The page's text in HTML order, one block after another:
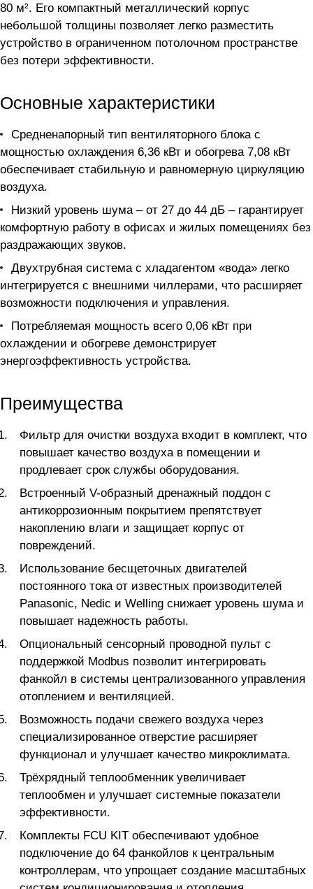
80 м². Его компактный металлический корпус
небольшой толщины позволяет легко разместить
устройство в ограниченном потолочном пространстве
без потери эффективности.
Основные характеристики
Средненапорный тип вентиляторного блока с
мощностью охлаждения 6,36 кВт и обогрева 7,08 кВт
обеспечивает стабильную и равномерную циркуляцию
воздуха.
Низкий уровень шума – от 27 до 44 дБ – гарантирует
комфортную работу в офисах и жилых помещениях без
раздражающих звуков.
Двухтрубная система с хладагентом «вода» легко
интегрируется с внешними чиллерами, что расширяет
возможности подключения и управления.
Потребляемая мощность всего 0,06 кВт при
охлаждении и обогреве демонстрирует
энергоэффективность устройства.
Преимущества
Фильтр для очистки воздуха входит в комплект, что
повышает качество воздуха в помещении и
продлевает срок службы оборудования.
Встроенный V-образный дренажный поддон с
антикоррозионным покрытием препятствует
накоплению влаги и защищает корпус от
повреждений.
Использование бесщеточных двигателей
постоянного тока от известных производителей
Panasonic, Nedic и Welling снижает уровень шума и
повышает надежность работы.
Опциональный сенсорный проводной пульт с
поддержкой Modbus позволит интегрировать
фанкойл в системы централизованного управления
отоплением и вентиляцией.
Возможность подачи свежего воздуха через
специализированное отверстие расширяет
функционал и улучшает качество микроклимата.
Трёхрядный теплообменник увеличивает
теплообмен и улучшает системные показатели
эффективности.
Комплекты FCU KIT обеспечивают удобное
подключение до 64 фанкойлов к центральным
контроллерам, что упрощает создание масштабных